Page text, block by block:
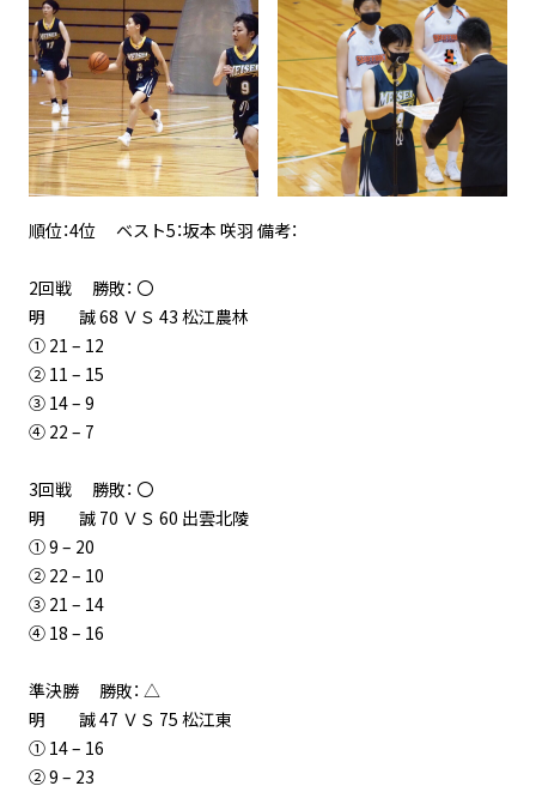
順位：4位 ベスト5：坂本 咲羽 備考：
2回戦 勝敗： 〇
明 誠 68 ＶＳ 43 松江農林
① 21 – 12
② 11 – 15
③ 14 – 9
④ 22 – 7
3回戦 勝敗： 〇
明 誠 70 ＶＳ 60 出雲北陵
① 9 – 20
② 22 – 10
③ 21 – 14
④ 18 – 16
準決勝 勝敗： △
明 誠 47 ＶＳ 75 松江東
① 14 – 16
② 9 – 23